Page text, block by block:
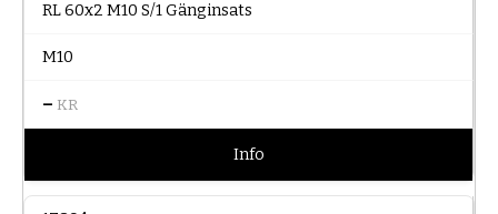
RL 60x2 M10 S/1 Gänginsats
M10
– KR
Info